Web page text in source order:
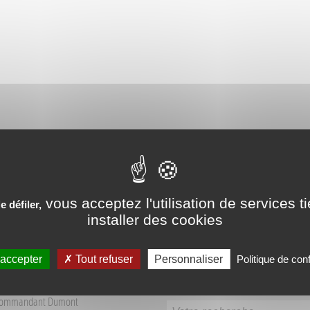
VÉCUES AUX
Dumont
défiler, vous acceptez l'utilisation de services
installer des cookies
Tout refuser Personnaliser Politique de